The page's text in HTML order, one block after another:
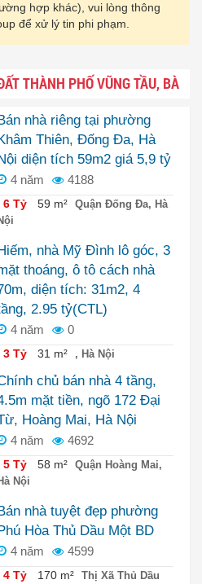
hợp khác), vui lòng thông
để xử lý tin phi phạm.
THÀNH PHỐ VŨNG TẦU, BÀ
nhà riêng tại phường
Thiên, Đống Đa, Hà
diện tích 59m2 giá 5,9 tỷ
4 năm 4188
6 Tỷ 59 m²
Quận Đống Đa, Hà
nhà Mỹ Đình lô góc, 3
thoáng, ô tô cách nhà
diện tích: 31m2, 4
2.95 tỷ(CTL)
4 năm 0
3 Tỷ 31 m² , Hà Nội
chủ bán nhà 4 tầng,
mặt tiền, ngõ 172 Đại
Hoàng Mai, Hà Nội
4 năm 4692
5 Tỷ 58 m²
Quận Hoàng Mai,
Nội
nhà tuyệt đẹp phường
Hòa Thủ Dầu Một BD
4 năm 4599
4 Tỷ 170 m²
Thị Xã Thủ Dầu